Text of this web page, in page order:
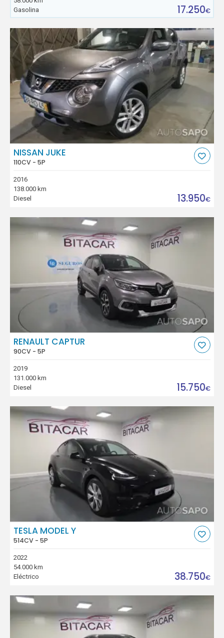
Gasolina
17.250€
NISSAN JUKE
110CV - 5P
2016
138.000 km
Diesel
13.950€
RENAULT CAPTUR
90CV - 5P
2019
131.000 km
Diesel
15.750€
TESLA MODEL Y
514CV - 5P
2022
54.000 km
Eléctrico
38.750€